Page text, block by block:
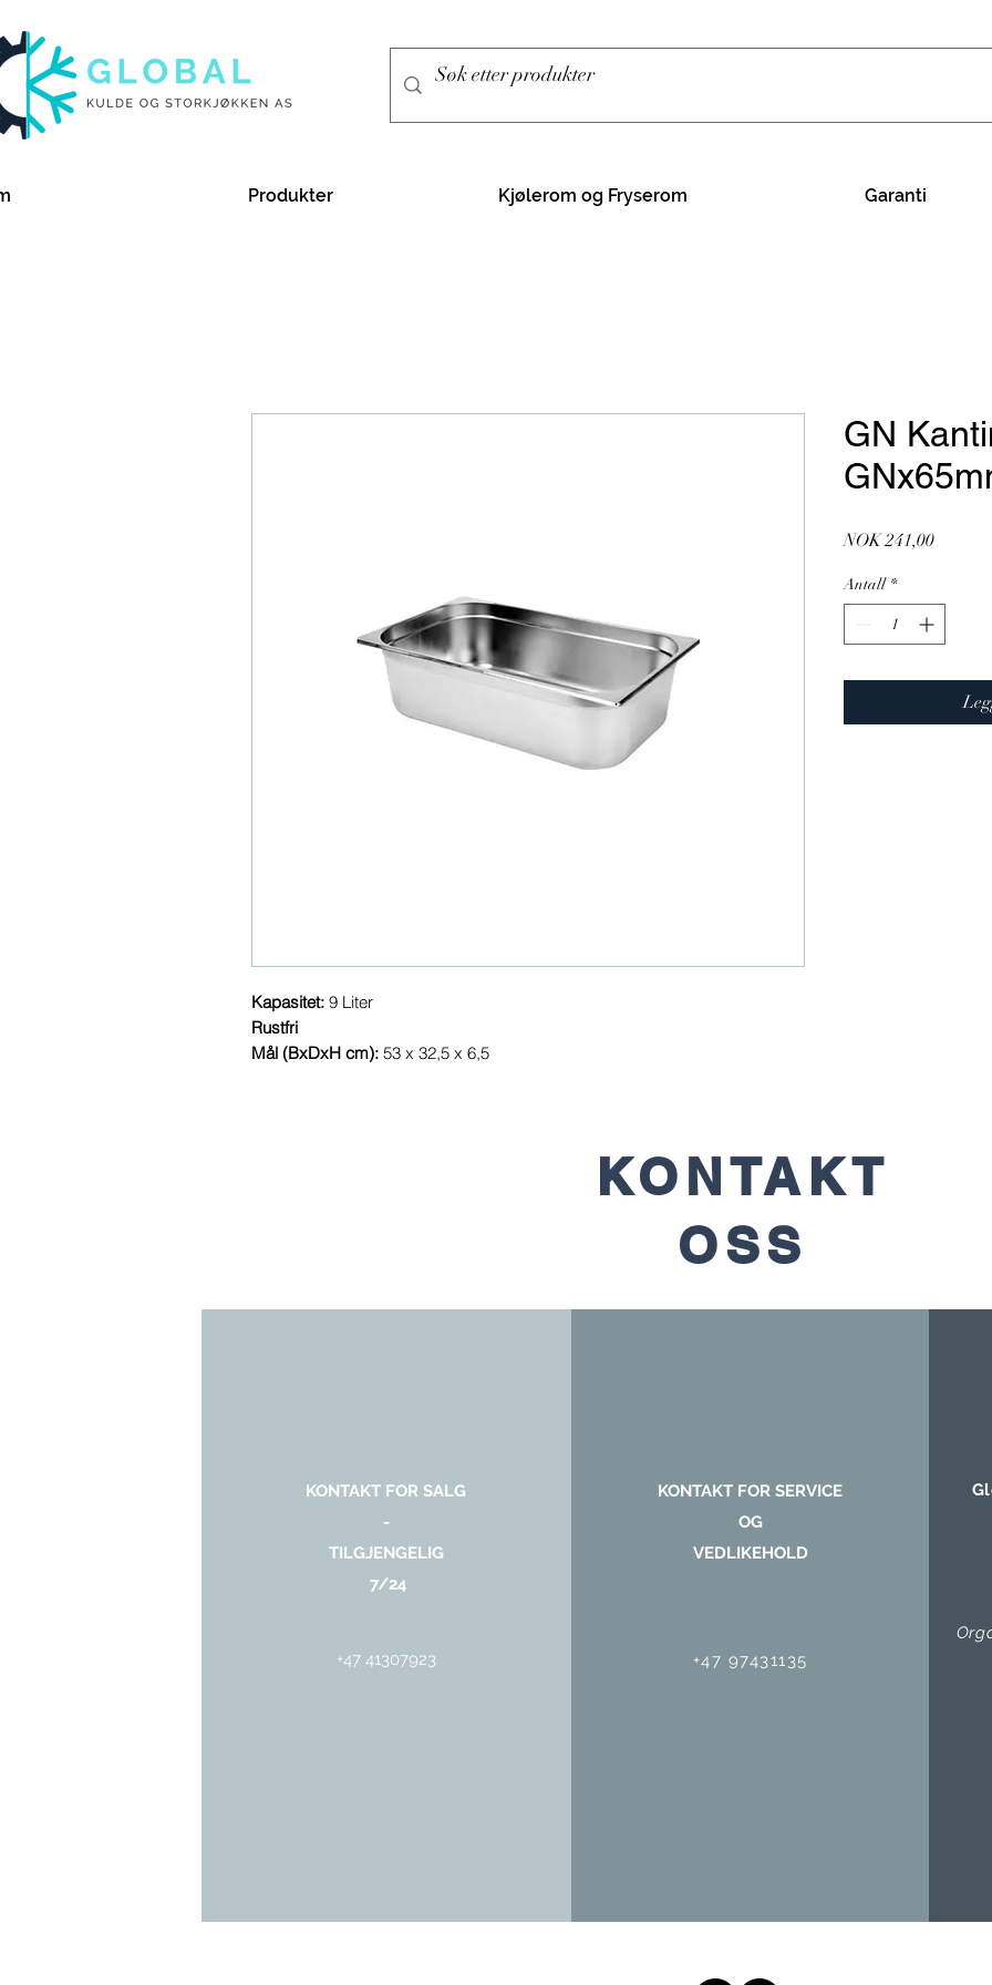
Produkter Kjølerom og Fryserom Garanti
Kapasitet: 9 Liter
Rustfri
Mål (BxDxH cm): 53 x 32,5 x 6,5
GN
NOK 241,00Pris
Antall *
KONTAKT
OSS
KONTAKT FOR SALG
-
TILGJENGELIG
7/24
+47 41307923
KONTAKT FOR SERVICE
OG
VEDLIKEHOLD
+47 97431135